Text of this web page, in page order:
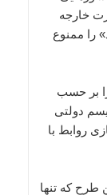
وزارت خارجه
را ممنوع
بر حسب
دولتی
روابط با
طرح که تنها